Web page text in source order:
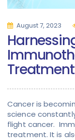
August 7, 2023
Treatment
Cancer is
science
flight cancer.
treatment. It is